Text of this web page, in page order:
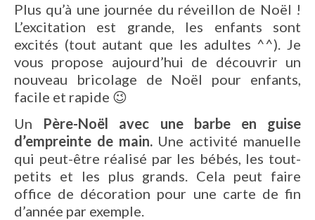
Plus qu’à une journée du réveillon de Noël !
L’excitation est grande, les enfants sont
excités (tout autant que les adultes ^^). Je
vous propose aujourd’hui de découvrir un
nouveau bricolage de Noël pour enfants,
facile et rapide 😉
Un Père-Noël avec une barbe en guise
d’empreinte de main. Une activité manuelle
qui peut-être réalisé par les bébés, les tout-
petits et les plus grands. Cela peut faire
office de décoration pour une carte de fin
d’année par exemple.